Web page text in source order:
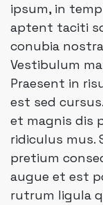
ipsum, in
aptent taciti
conubia
Vestibulum
Praesent in
est sed
et magnis dis
ridiculus mus.
pretium
augue et est
rutrum ligula